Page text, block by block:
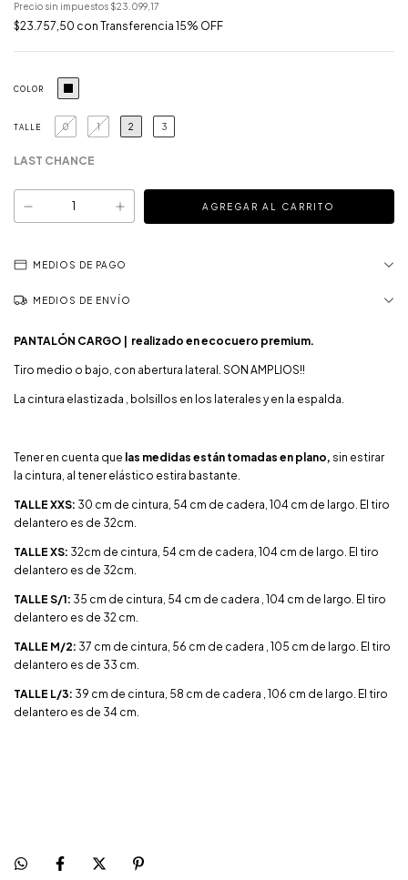
Precio sin impuestos $23.099,17
$23.757,50 con Transferencia 15% OFF
COLOR
TALLE 0 1 2 3
LAST CHANCE
MEDIOS DE PAGO
MEDIOS DE ENVÍO
PANTALÓN CARGO | realizado en ecocuero premium.
Tiro medio o bajo, con abertura lateral. SON AMPLIOS!!
La cintura elastizada , bolsillos en los laterales y en la espalda.
Tener en cuenta que las medidas están tomadas en plano, sin estirar
la cintura, al tener elástico estira bastante.
TALLE XXS: 30 cm de cintura, 54 cm de cadera, 104 cm de largo. El tiro
delantero es de 32cm.
TALLE XS: 32cm de cintura, 54 cm de cadera, 104 cm de largo. El tiro
delantero es de 32cm.
TALLE S/1: 35 cm de cintura, 54 cm de cadera , 104 cm de largo. El tiro
delantero es de 32 cm.
TALLE M/2: 37 cm de cintura, 56 cm de cadera , 105 cm de largo. El tiro
delantero es de 33 cm.
TALLE L/3: 39 cm de cintura, 58 cm de cadera , 106 cm de largo. El tiro
delantero es de 34 cm.